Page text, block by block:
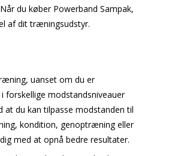
du køber Powerband Sampak,
af dit træningsudstyr.
uanset om du er
forskellige modstandsniveauer
du kan tilpasse modstanden til
kondition, genoptræning eller
med at opnå bedre resultater.